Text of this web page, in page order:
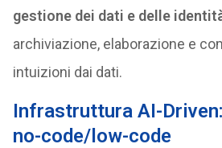
gestione dei dati e delle
archiviazione, elaborazione e
intuizioni dai dati.
Infrastruttura AI-
no-code/low-code